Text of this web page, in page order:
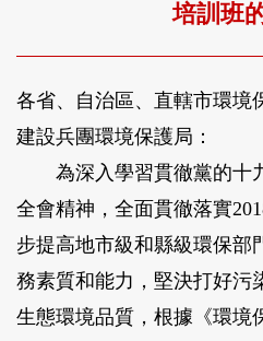
培訓班
各省、自治區、直轄市環境
建設兵團環境保護局：
為深入學習貫徹黨的十
全會精神，全面貫徹落實
步提高地市級和縣級環保部
務素質和能力，堅決打好污
生態環境品質，根據《環境